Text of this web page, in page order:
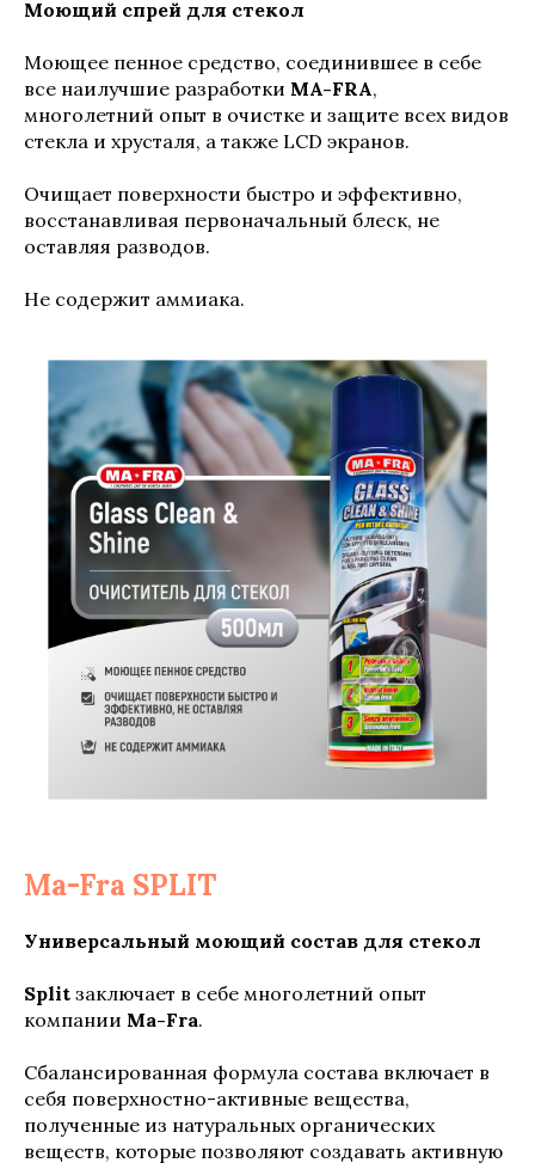
Моющий спрей для стекол
Моющее пенное средство, соединившее в себе
все наилучшие разработки MA-FRA,
многолетний опыт в очистке и защите всех видов
стекла и хрусталя, а также LCD экранов.
Очищает поверхности быстро и эффективно,
восстанавливая первоначальный блеск, не
оставляя разводов.
Не содержит аммиака.
Ma-Fra SPLIT
Универсальный моющий состав для стекол
Split заключает в себе многолетний опыт
компании Ma-Fra.
Сбалансированная формула состава включает в
себя поверхностно-активные вещества,
полученные из натуральных органических
веществ, которые позволяют создавать активную